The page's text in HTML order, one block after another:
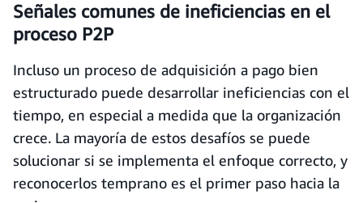
Señales comunes de ineficiencias en el
proceso P2P
Incluso un proceso de adquisición a pago bien
estructurado puede desarrollar ineficiencias con el
tiempo, en especial a medida que la organización
crece. La mayoría de estos desafíos se puede
solucionar si se implementa el enfoque correcto, y
reconocerlos temprano es el primer paso hacia la